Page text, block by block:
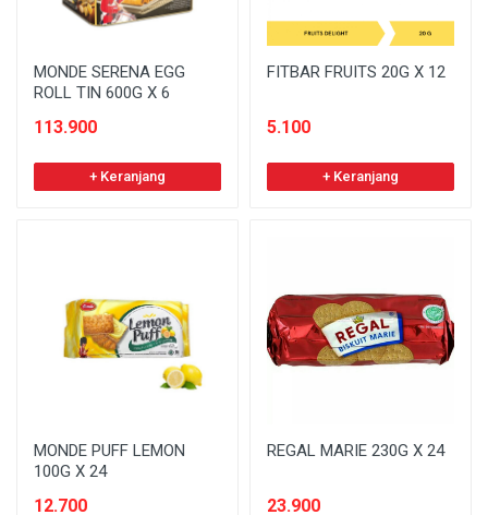
MONDE SERENA EGG
ROLL TIN 600G X 6
113.900
+ Keranjang
FITBAR FRUITS 20G X 12
5.100
+ Keranjang
MONDE PUFF LEMON
100G X 24
12.700
REGAL MARIE 230G X 24
23.900